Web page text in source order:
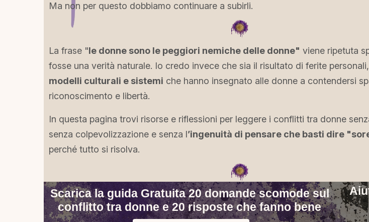
Ma non per questo dobbiamo continuare a subirli.
La frase "le donne sono le peggiori nemiche delle donne" viene ripetuta
fosse una verità naturale. Io credo invece che sia il risultato di ferite
modelli culturali e sistemi che hanno insegnato alle donne a contendersi
riconoscimento e libertà.
In questa pagina trovi risorse e riflessioni per leggere i conflitti tra donne
senza colpevolizzazione e senza l’ingenuità di pensare che basti dire
perché tutto si risolva.
Scarica la guida Gratuita 20 domande scomode sul
conflitto tra donne e 20 risposte che fanno bene